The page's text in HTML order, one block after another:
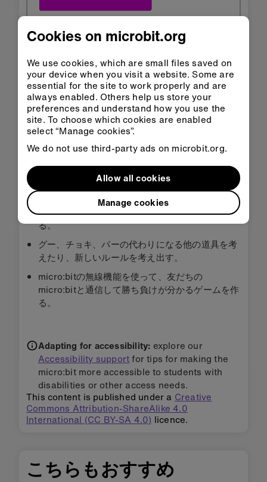
クラスル
く 開く
HEXをダウンロード
ステップ3: 改善する
グー、チョキ、パーのアイコンを自分で描いてみ
る。
グー、チョキ、パーの代わりになる他の道具を考
えたり、新しいルールを考え出す。
micro:bitの無線機能を使って、友だちの
micro:bitと通信して勝ち負けが分かるゲームを作
る。
Adapting for accessibility: explore our
Accessibility supportfor tips for making the
micro:bit more accessible to students with
disabilities or other access needs.
This content is published under a Creative
Commons Attribution-ShareAlike 4.0
International (CC BY-SA 4.0) licence.
こちらもおすすめ
Cookies on microbit.org
We use cookies, which are small files saved on
your device when you visit a website. Some are
essential for the site to work properly and are
always enabled. Others help us store your
preferences and understand how you use the
site. To choose which cookies are enabled
select “Manage cookies”.
We do not use third-party ads on microbit.org.
Manage cookies
Allow all cookies